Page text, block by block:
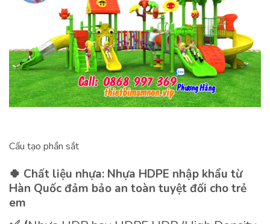
Cấu tạo phần sắt
🍀 Chất liệu nhựa: Nhựa HDPE nhập khẩu từ
Hàn Quốc đảm bảo an toàn tuyệt đối cho trẻ
em